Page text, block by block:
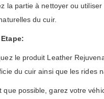
la partie à nettoyer ou
du cuir.
le produit Leather
du cuir ainsi que les rides
que possible, garez votre